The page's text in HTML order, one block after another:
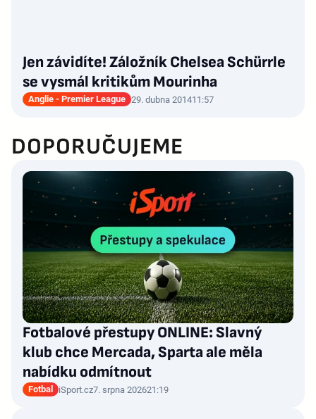
Jen závidíte! Záložník Chelsea Schürrle
se vysmál kritikům Mourinha
Anglie - Premier League 29. dubna 201411:57
DOPORUČUJEME
Fotbalové přestupy ONLINE: Slavný
klub chce Mercada, Sparta ale měla
nabídku odmítnout
Fotbal iSport.cz7. srpna 202621:19